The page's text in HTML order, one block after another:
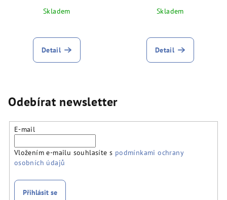
Skladem
Detail
Skladem
Detail
Odebírat newsletter
E-mail
Vložením e-mailu souhlasíte s podmínkami ochrany
osobních údajů
Přihlásit se